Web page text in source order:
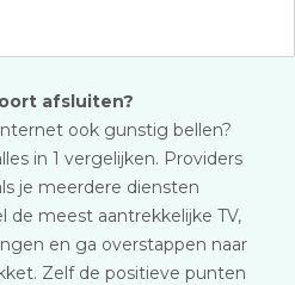
afsluiten?
ook gunstig bellen?
in 1 vergelijken. Providers
je meerdere diensten
de meest aantrekkelijke TV,
en ga overstappen naar
Zelf de positieve punten